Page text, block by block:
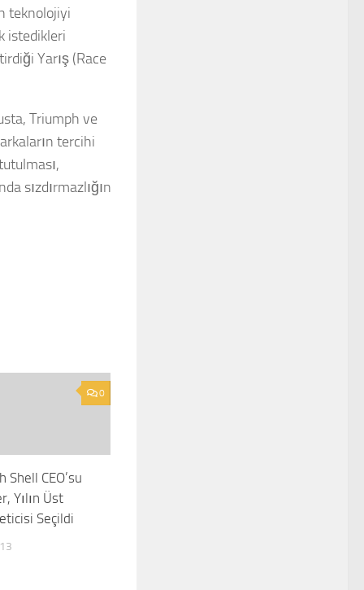
teknolojiyi
istedikleri
Yarış (Race
Triumph ve
tercihi
sızdırmazlığın
0
Shell CEO’su
Yılın Üst
Seçildi